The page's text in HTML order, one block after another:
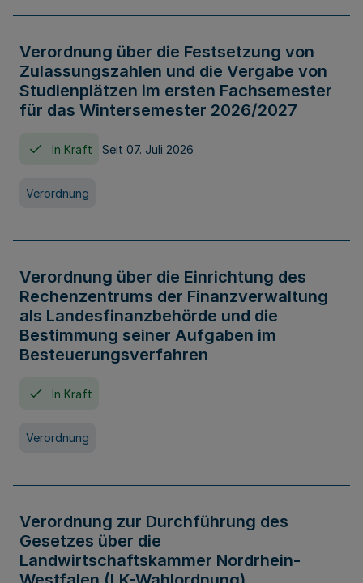
Verordnung über die Festsetzung von
Zulassungszahlen und die Vergabe von
Studienplätzen im ersten Fachsemester
für das Wintersemester 2026/2027
In Kraft Seit 07. Juli 2026
Verordnung
Verordnung über die Einrichtung des
Rechenzentrums der Finanzverwaltung
als Landesfinanzbehörde und die
Bestimmung seiner Aufgaben im
Besteuerungsverfahren
In Kraft
Verordnung
Verordnung zur Durchführung des
Gesetzes über die
Landwirtschaftskammer Nordrhein-